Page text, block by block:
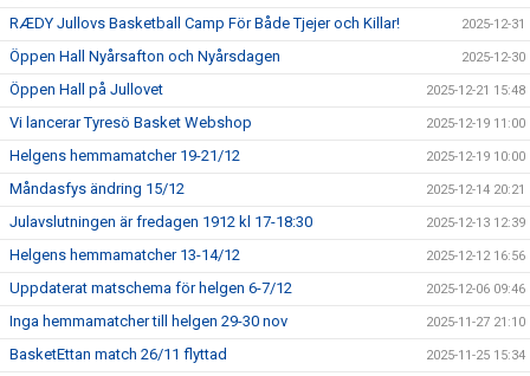
RÆDY Jullovs Basketball Camp För Både Tjejer och Killar! 2025-12-31
Öppen Hall Nyårsafton och Nyårsdagen 2025-12-30
Öppen Hall på Jullovet 2025-12-21 15:48
Vi lancerar Tyresö Basket Webshop 2025-12-19 11:00
Helgens hemmamatcher 19-21/12 2025-12-19 10:00
Måndasfys ändring 15/12 2025-12-14 20:21
Julavslutningen är fredagen 1912 kl 17-18:30 2025-12-13 12:39
Helgens hemmamatcher 13-14/12 2025-12-12 16:56
Uppdaterat matschema för helgen 6-7/12 2025-12-06 09:46
Inga hemmamatcher till helgen 29-30 nov 2025-11-27 21:10
BasketEttan match 26/11 flyttad 2025-11-25 15:34